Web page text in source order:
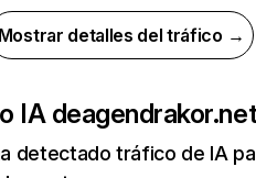
Mostrar detalles del tráfico →
IA de
detectado tráfico de IA